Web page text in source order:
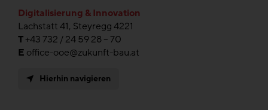
Digitalisierung & Innovation
Lachstatt 41, Steyregg 4221
T+43 732 / 24 59 28 – 70
E office-ooe@zukunft-bau.at
Hierhin navigieren